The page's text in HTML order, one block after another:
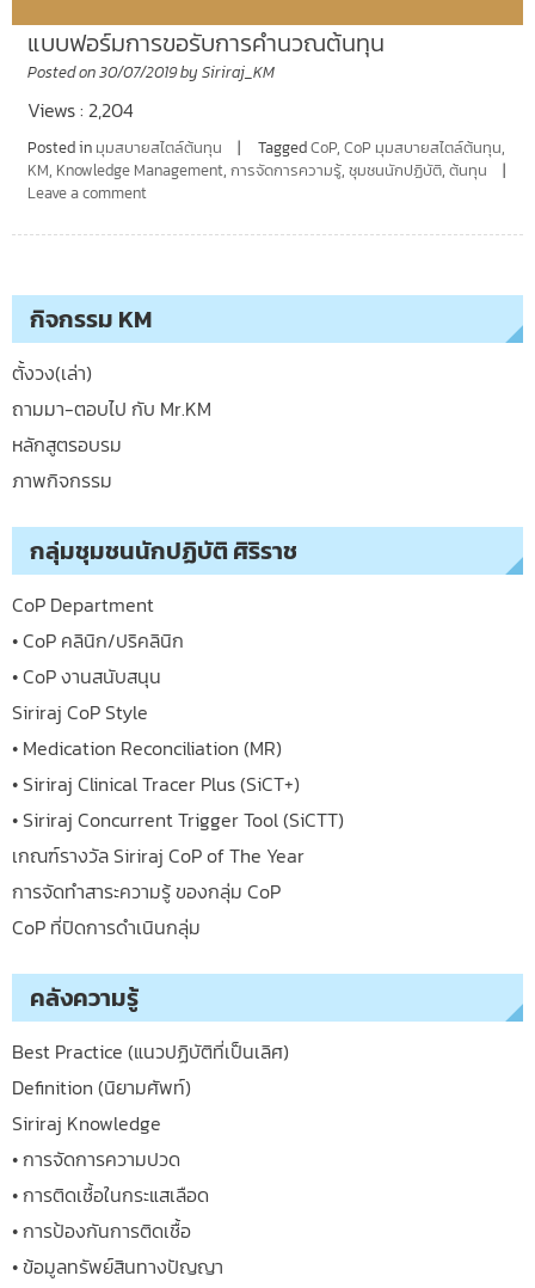
แบบฟอร์มการขอรับการคำนวณต้นทุน
Posted on30/07/2019by Siriraj_KM
Views : 2,204
Posted in มุมสบายสไตล์ต้นทุน TaggedCoP, CoP มุมสบายสไตล์ต้นทุน,
KM, Knowledge Management, การจัดการความรู้, ชุมชนนักปฏิบัติ, ต้นทุน
Leave a comment
กิจกรรม KM
ตั้งวง(เล่า)
ถามมา-ตอบไป กับ Mr.KM
หลักสูตรอบรม
ภาพกิจกรรม
กลุ่มชุมชนนักปฏิบัติ ศิริราช
CoP Department
• CoP คลินิก/ปริคลินิก
• CoP งานสนับสนุน
Siriraj CoP Style
• Medication Reconciliation (MR)
• Siriraj Clinical Tracer Plus (SiCT+)
• Siriraj Concurrent Trigger Tool (SiCTT)
เกณฑ์รางวัล Siriraj CoP of The Year
การจัดทำสาระความรู้ ของกลุ่ม CoP
CoP ที่ปิดการดำเนินกลุ่ม
คลังความรู้
Best Practice (แนวปฏิบัติที่เป็นเลิศ)
Definition (นิยามศัพท์)
Siriraj Knowledge
• การจัดการความปวด
• การติดเชื้อในกระแสเลือด
• การป้องกันการติดเชื้อ
• ข้อมูลทรัพย์สินทางปัญญา